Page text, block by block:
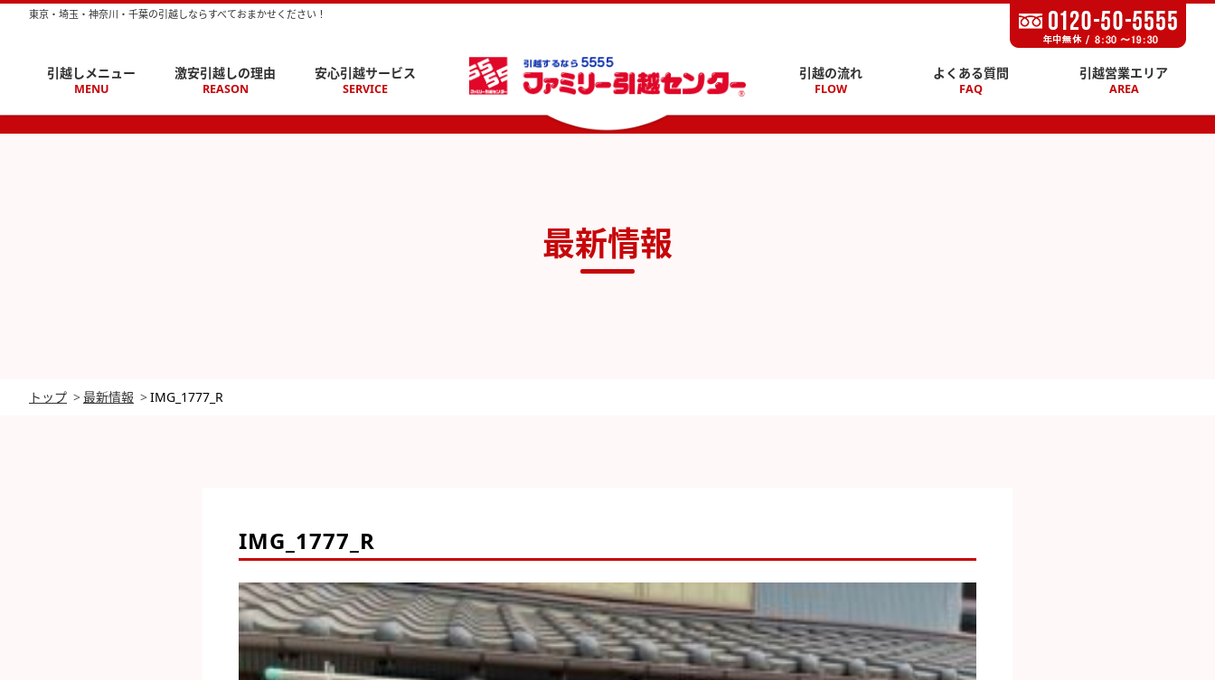
東京・埼玉・神奈川・千葉の引越しならすべておまかせください！
引越しメニュー
MENU
激安引越しの理由
REASON
安心引越サービス
SERVICE
引越の流れ
FLOW
よくある質問
FAQ
引越営業エリア
AREA
最新情報
トップ 最新情報 IMG_1777_R
IMG_1777_R